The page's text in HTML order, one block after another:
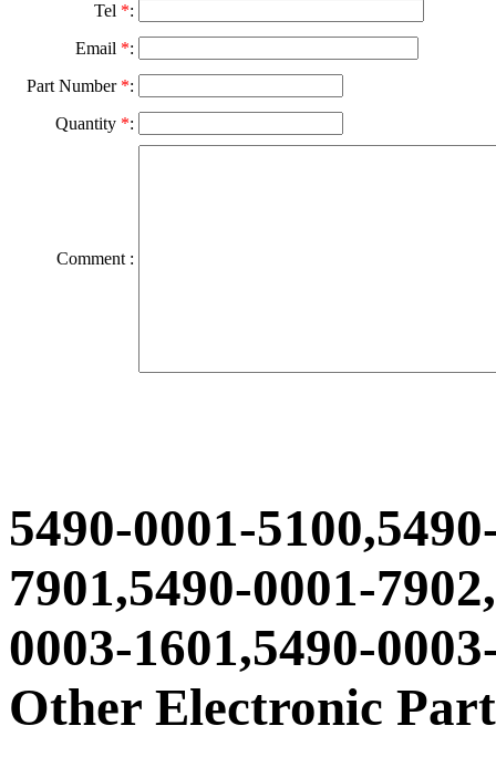
Tel *:
Email *:
Part Number *:
Quantity *:
Comment :
5490-0001-
7901,5490-0001-
0003-1601,5490-
Other Electronic